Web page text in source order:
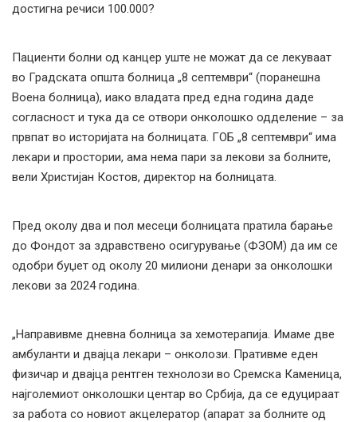
достигна речиси 100.000?
Пациенти болни од канцер уште не можат да се лекуваат
во Градската општа болница „8 септември“ (поранешна
Воена болница), иако владата пред една година даде
согласност и тука да се отвори онколошко одделение – за
првпат во историјата на болницата. ГОБ „8 септември“ има
лекари и простории, ама нема пари за лекови за болните,
вели Христијан Костов, директор на болницата.
Пред околу два и пол месеци болницата пратила барање
до Фондот за здравствено осигурување (ФЗОМ) да им се
одобри буџет од околу 20 милиони денари за онколошки
лекови за 2024 година.
„Направивме дневна болница за хемотерапија. Имаме две
амбуланти и двајца лекари – онколози. Пративме еден
физичар и двајца рентген технолози во Сремска Каменица,
најголемиот онколошки центар во Србија, да се едуцираат
за работа со новиот акцелератор (апарат за болните од